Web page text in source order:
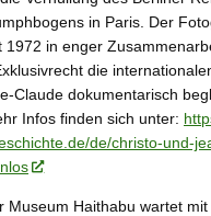
in Paris. Der
1972 in enger
die
Claude dokumentarisch
Infos finden sich unter:
de/christo-und-
Museum Haithabu wartet mit